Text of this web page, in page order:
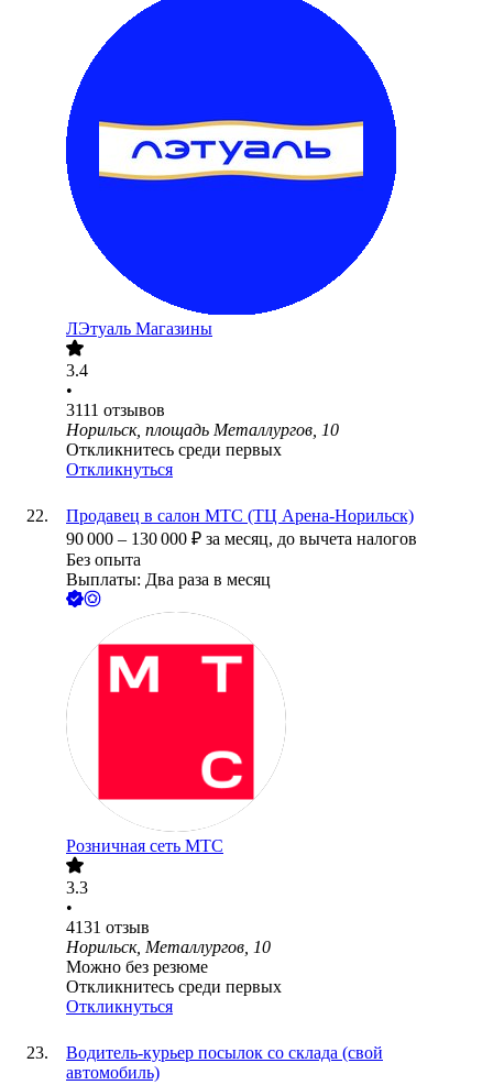
ЛЭтуаль Магазины
3.4
•
3111 отзывов
Норильск, площадь Металлургов, 10
Откликнитесь среди первых
Откликнуться
Продавец в салон МТС (ТЦ Арена-Норильск)
90 000 – 130 000 ₽ за месяц, до вычета налогов
Без опыта
Выплаты: Два раза в месяц
Розничная сеть МТС
3.3
•
4131 отзыв
Норильск, Металлургов, 10
Можно без резюме
Откликнитесь среди первых
Откликнуться
Водитель-курьер посылок со склада (свой
автомобиль)